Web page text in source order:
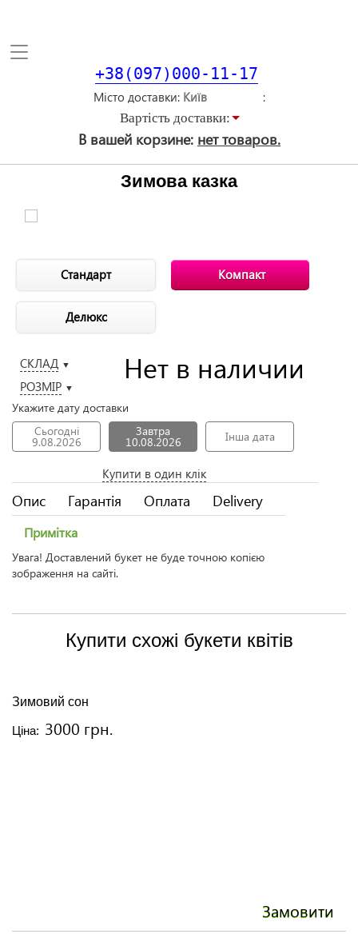
Toggle
+38(097)000-11-17
Місто доставки
Вартiсть доставки:
В вашей корзине: нет товаров.
Зимова казка
Стандарт Компакт
Делюкс
СКЛАД ▼
РОЗМІР ▼
Нет в наличии
Укажите дату доставки
Сьогодні
9.08.2026
Завтра
10.08.2026 Інша дата
Купити в один клік
Опис Гарантія Оплата Delivery
Примітка
Увага! Доставлений букет не буде точною копією
зображення на сайті.
Купити схожі букети квітів
Зимовий сон
Ціна: 3000 грн.
Замовити